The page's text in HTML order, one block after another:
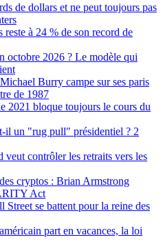
de dollars et ne peut toujours pas
à 24 % de son record de
octobre 2026 ? Le modèle qui
Burry campe sur ses paris
de 1987
2021 bloque toujours le cours du
il un "rug pull" présidentiel ? 2
contrôler les retraits vers les
cryptos : Brian Armstrong
Act
se battent pour la reine des
part en vacances, la loi